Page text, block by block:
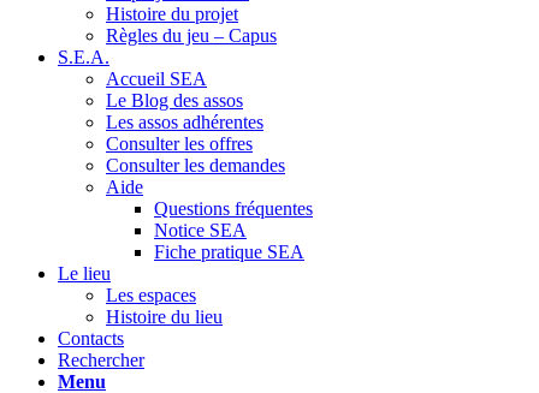
Histoire du projet
Règles du jeu – Capus
S.E.A.
Accueil SEA
Le Blog des assos
Les assos adhérentes
Consulter les offres
Consulter les demandes
Aide
Questions fréquentes
Notice SEA
Fiche pratique SEA
Le lieu
Les espaces
Histoire du lieu
Contacts
Rechercher
Menu